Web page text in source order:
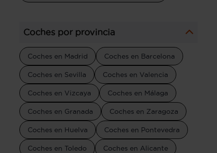
Coches por provincia
Coches en Madrid Coches en Barcelona
Coches en Sevilla Coches en Valencia
Coches en Vizcaya Coches en Málaga
Coches en Granada Coches en Zaragoza
Coches en Huelva Coches en Pontevedra
Coches en Toledo Coches en Alicante